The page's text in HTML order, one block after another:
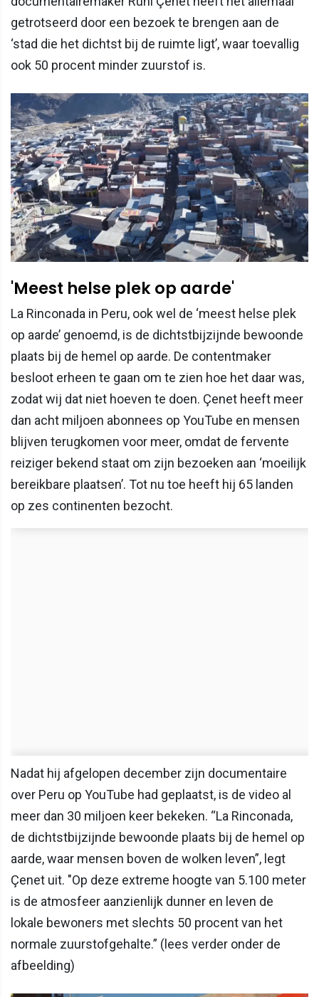
getrotseerd door een bezoek te brengen aan de
‘stad die het dichtst bij de ruimte ligt’, waar toevallig
ook 50 procent minder zuurstof is.
'Meest helse plek op aarde'
La Rinconada in Peru, ook wel de ‘meest helse plek
op aarde’ genoemd, is de dichtstbijzijnde bewoonde
plaats bij de hemel op aarde. De contentmaker
besloot erheen te gaan om te zien hoe het daar was,
zodat wij dat niet hoeven te doen. Çenet heeft meer
dan acht miljoen abonnees op YouTube en mensen
blijven terugkomen voor meer, omdat de fervente
reiziger bekend staat om zijn bezoeken aan ‘moeilijk
bereikbare plaatsen’. Tot nu toe heeft hij 65 landen
op zes continenten bezocht.
Nadat hij afgelopen december zijn documentaire
over Peru op YouTube had geplaatst, is de video al
meer dan 30 miljoen keer bekeken. “La Rinconada,
de dichtstbijzijnde bewoonde plaats bij de hemel op
aarde, waar mensen boven de wolken leven”, legt
Çenet uit. "Op deze extreme hoogte van 5.100 meter
is de atmosfeer aanzienlijk dunner en leven de
lokale bewoners met slechts 50 procent van het
normale zuurstofgehalte.” (lees verder onder de
afbeelding)